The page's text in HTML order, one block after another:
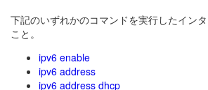
下記のいずれかのコマンドを実行したイン
こと。
ipv6 enable
ipv6 address
ipv6 address dhcp